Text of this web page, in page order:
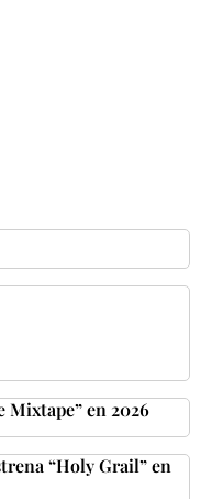
Mixtape” en 2026
“Holy Grail” en